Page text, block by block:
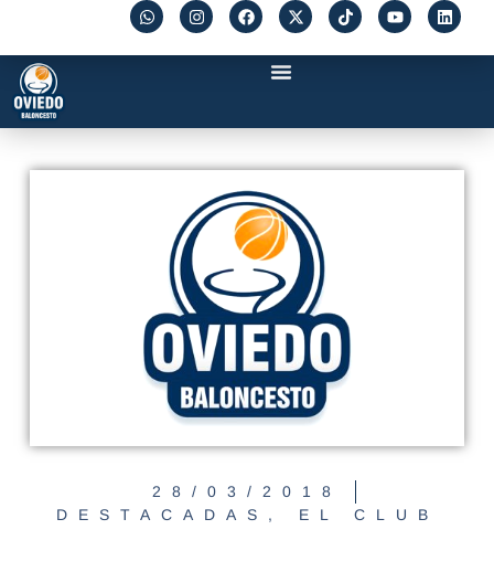
28/03/2018
DESTACADAS , EL CLUB